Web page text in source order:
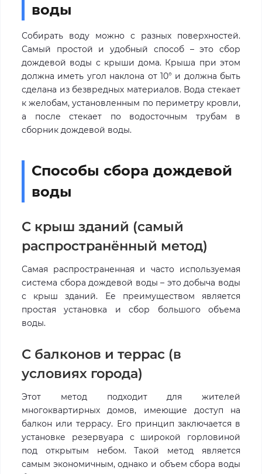
воды
Собирать воду можно с разных поверхностей.
Самый простой и удобный способ – это сбор
дождевой воды с крыши дома. Крыша при этом
должна иметь угол наклона от 10° и должна быть
сделана из безвредных материалов. Вода стекает
к желобам, установленным по периметру кровли,
а после стекает по водосточным трубам в
сборник дождевой воды.
Способы сбора дождевой
воды
С крыш зданий (самый
распространённый метод)
Самая распространенная и часто используемая
система сбора дождевой воды – это добыча воды
с крыш зданий. Ее преимуществом является
простая установка и сбор большого объема
воды.
С балконов и террас (в
условиях города)
Этот метод подходит для жителей
многоквартирных домов, имеющие доступ на
балкон или террасу. Его принцип заключается в
установке резервуара с широкой горловиной
под открытым небом. Такой метод является
самым экономичным, однако и объем сбора воды